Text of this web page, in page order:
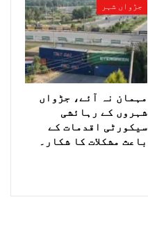
جڑواں شہر
مہمان نہ آئے، جڑواں
شہروں کے رہائشی
سیکورٹی اقدمات کے
باعث مشکلات کا شکار۔